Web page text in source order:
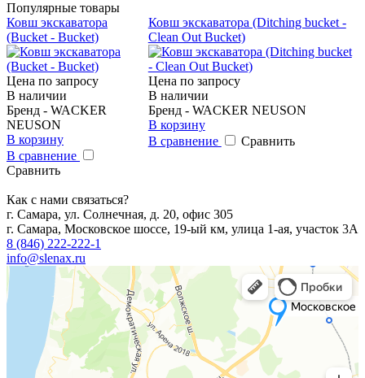
Популярные товары
Ковш экскаватора
(Bucket - Bucket)
Цена по запросу
В наличии
Бренд - WACKER
NEUSON
В корзину
В сравнение
Сравнить
Ковш экскаватора (Ditching bucket -
Clean Out Bucket)
Цена по запросу
В наличии
Бренд - WACKER NEUSON
В корзину
В сравнение
Сравнить
Как с нами связаться?
г. Самара, ул. Солнечная, д. 20, офис 305
г. Самара, Московское шоссе, 19-ый км, улица 1-ая, участок 3А
8 (846) 222-222-1
info@slenax.ru